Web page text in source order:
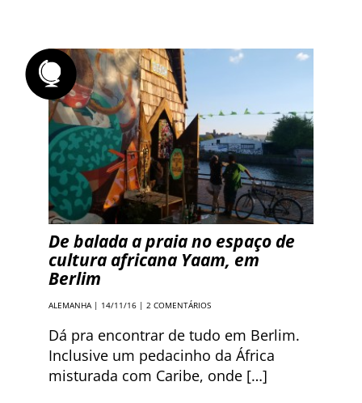
De balada a praia no espaço de
cultura africana Yaam, em
Berlim
ALEMANHA| 14/11/16 | 2 COMENTÁRIOS
Dá pra encontrar de tudo em Berlim.
Inclusive um pedacinho da África
misturada com Caribe, onde […]